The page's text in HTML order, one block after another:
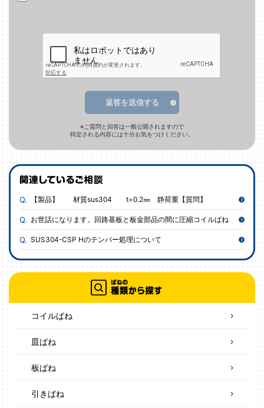
返答を送信する
※ご質問と回答は一般公開されますので
特定される内容には十分お気をつけください。
【製品】 材質sus304 t=0.2㎜ 静荷重【質問】
お世話になります。回路基板と板金部品の間に圧縮コイルばね
SUS304-CSP Hのテンパー処理について
コイルばね
皿ばね
板ばね
引きばね